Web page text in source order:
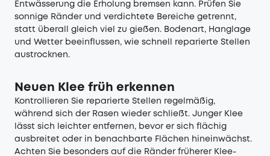
Entwässerung die Erholung bremsen kann. Prüfen Sie
sonnige Ränder und verdichtete Bereiche getrennt,
statt überall gleich viel zu gießen. Bodenart, Hanglage
und Wetter beeinflussen, wie schnell reparierte Stellen
austrocknen.
Neuen Klee früh erkennen
Kontrollieren Sie reparierte Stellen regelmäßig,
während sich der Rasen wieder schließt. Junger Klee
lässt sich leichter entfernen, bevor er sich flächig
ausbreitet oder in benachbarte Flächen hineinwächst.
Achten Sie besonders auf die Ränder früherer Klee-